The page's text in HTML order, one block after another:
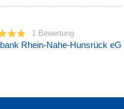
1 Bewertung
Rhein-Nahe-Hunsrück eG